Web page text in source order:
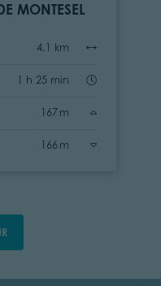
MONTESEL
4,1 km
1 h 25 min
167 m
166 m